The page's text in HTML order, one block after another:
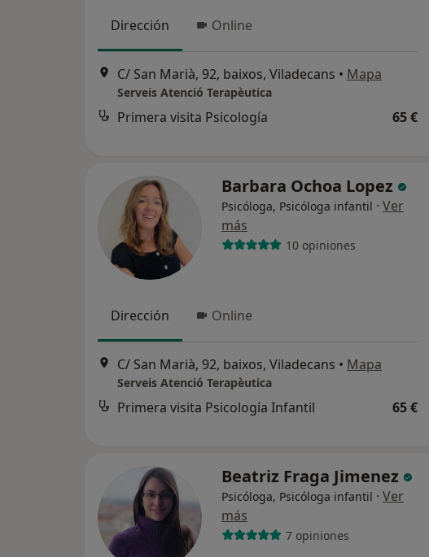
Dirección Online
C/ San Marià, 92, baixos, Viladecans • Mapa
Serveis Atenció Terapèutica
Primera visita Psicología 65 €
Barbara Ochoa Lopez
Psicóloga, Psicóloga infantil · Ver
más
10 opiniones
Dirección Online
C/ San Marià, 92, baixos, Viladecans • Mapa
Serveis Atenció Terapèutica
Primera visita Psicología Infantil 65 €
Beatriz Fraga Jimenez
Psicóloga, Psicóloga infantil · Ver
más
7 opiniones